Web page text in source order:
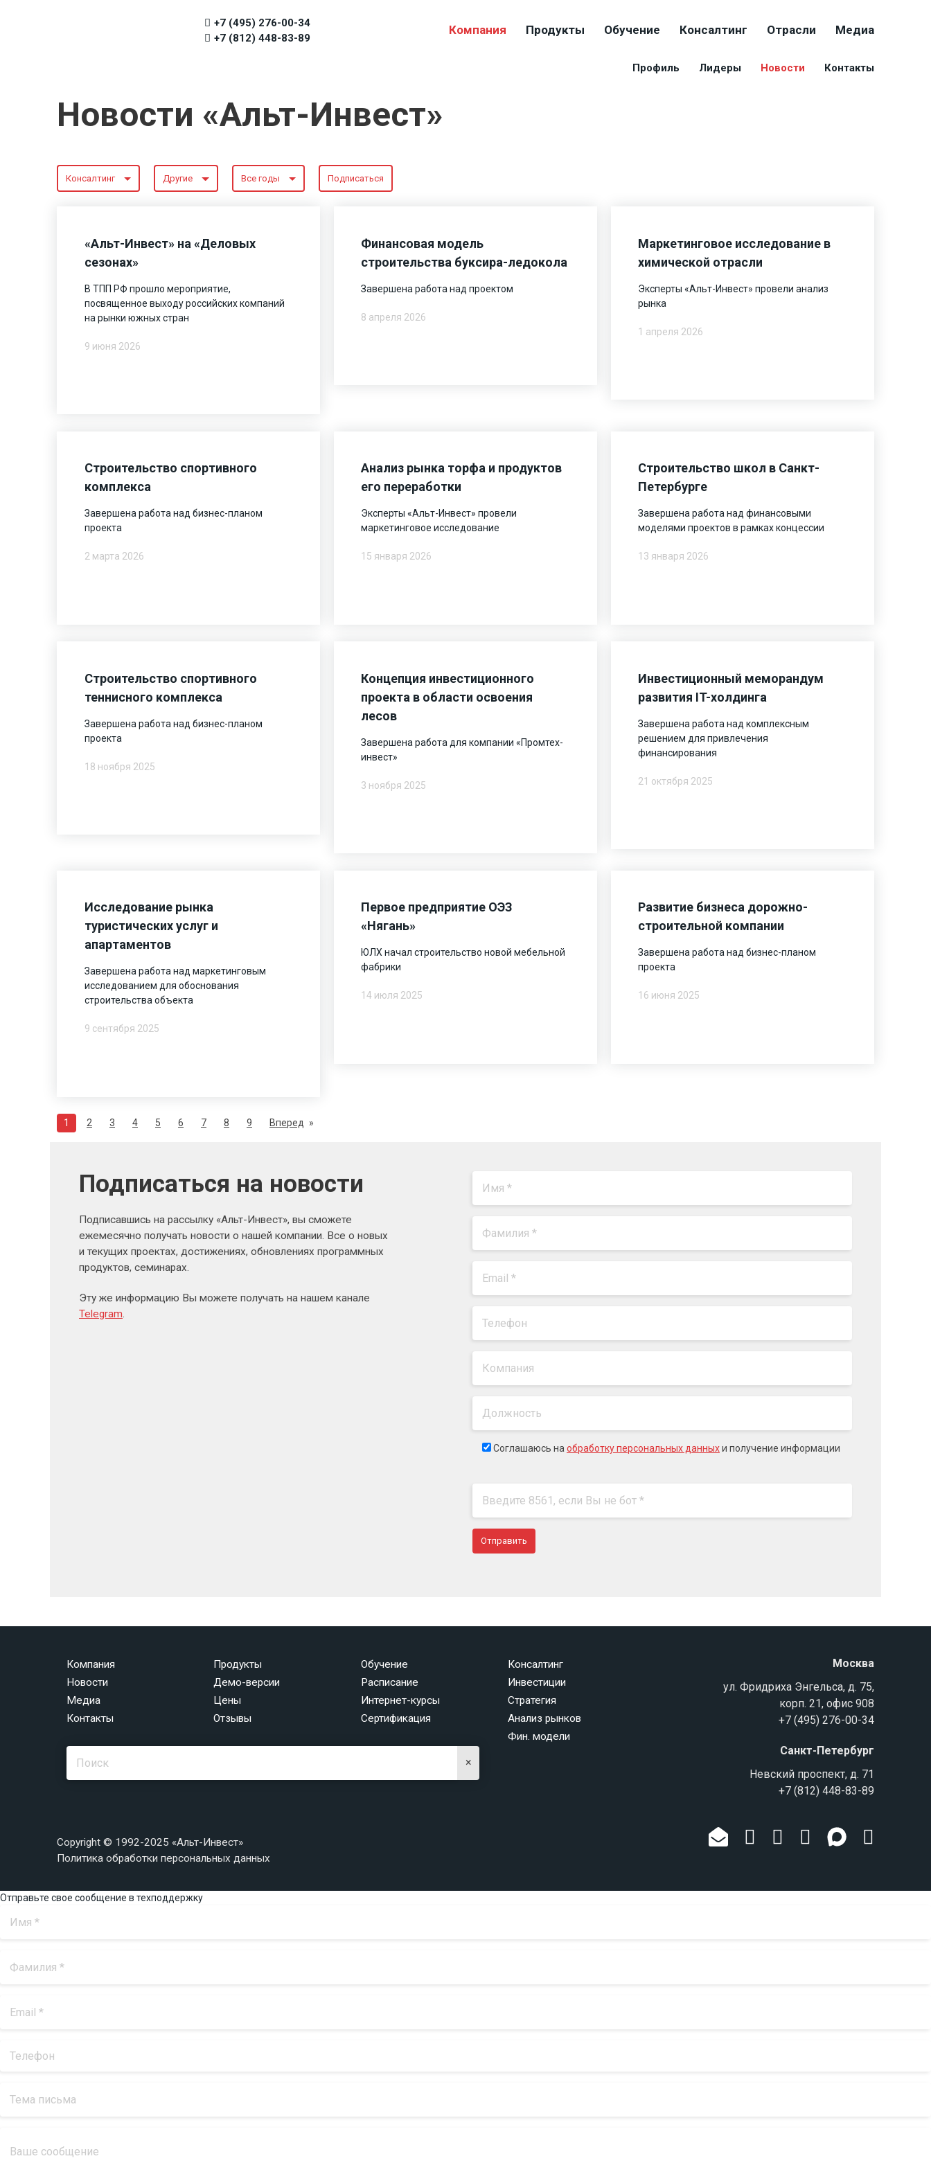
+7 (495) 276-00-34
+7 (812) 448-83-89
Компания Продукты Обучение Консалтинг Отрасли Медиа
Профиль Лидеры Новости Контакты
Новости «Альт-Инвест»
Консалтинг Другие Все годы Подписаться
«Альт-Инвест» на «Деловых
сезонах»
В ТПП РФ прошло мероприятие,
посвященное выходу российских компаний
на рынки южных стран
9 июня 2026
Финансовая модель
строительства буксира-ледокола
Завершена работа над проектом
8 апреля 2026
Маркетинговое исследование в
химической отрасли
Эксперты «Альт-Инвест» провели анализ
рынка
1 апреля 2026
Строительство спортивного
комплекса
Завершена работа над бизнес-планом
проекта
2 марта 2026
Анализ рынка торфа и продуктов
его переработки
Эксперты «Альт-Инвест» провели
маркетинговое исследование
15 января 2026
Строительство школ в Санкт-
Петербурге
Завершена работа над финансовыми
моделями проектов в рамках концессии
13 января 2026
Строительство спортивного
теннисного комплекса
Завершена работа над бизнес-планом
проекта
18 ноября 2025
Концепция инвестиционного
проекта в области освоения
лесов
Завершена работа для компании «Промтех-
инвест»
3 ноября 2025
Инвестиционный меморандум
развития IT-холдинга
Завершена работа над комплексным
решением для привлечения
финансирования
21 октября 2025
Исследование рынка
туристических услуг и
апартаментов
Завершена работа над маркетинговым
исследованием для обоснования
строительства объекта
9 сентября 2025
Первое предприятие ОЭЗ
«Нягань»
ЮЛХ начал строительство новой мебельной
фабрики
14 июля 2025
Развитие бизнеса дорожно-
строительной компании
Завершена работа над бизнес-планом
проекта
16 июня 2025
1 2 3 4 5 6 7 8 9 Вперед
Подписаться на новости
Подписавшись на рассылку «Альт-Инвест», вы сможете
ежемесячно получать новости о нашей компании. Все о новых
и текущих проектах, достижениях, обновлениях программных
продуктов, семинарах.
Эту же информацию Вы можете получать на нашем канале
Telegram.
Соглашаюсь на обработку персональных данныхи получение информации
Компания
Новости
Медиа
Контакты
Продукты
Демо-версии
Цены
Отзывы
Обучение
Расписание
Интернет-курсы
Сертификация
Консалтинг
Инвестиции
Стратегия
Анализ рынков
Фин. модели
×
Москва
ул. Фридриха Энгельса, д. 75,
корп. 21, офис 908
+7 (495) 276-00-34
Санкт-Петербург
Невский проспект, д. 71
+7 (812) 448-83-89
Copyright © 1992-2025 «Альт-Инвест»
Политика обработки персональных данных
Отправьте свое сообщение в техподдержку